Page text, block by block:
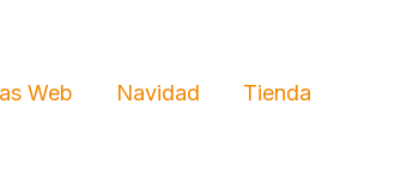
Web Navidad Tienda